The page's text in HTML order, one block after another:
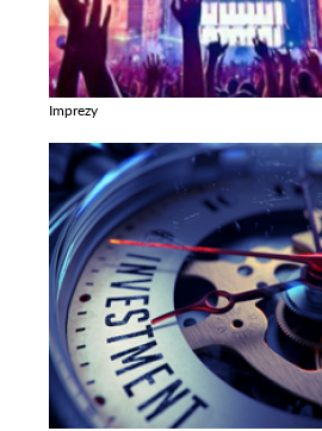
Imprezy